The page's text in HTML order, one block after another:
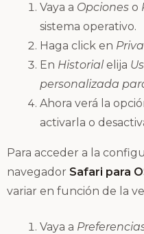
Vaya a Opciones o
sistema operativo.
Haga click en
En Historialelija
personalizada
Ahora verá la
activarla o
Para acceder a la
navegador Safari para
variar en función de la
Vaya a